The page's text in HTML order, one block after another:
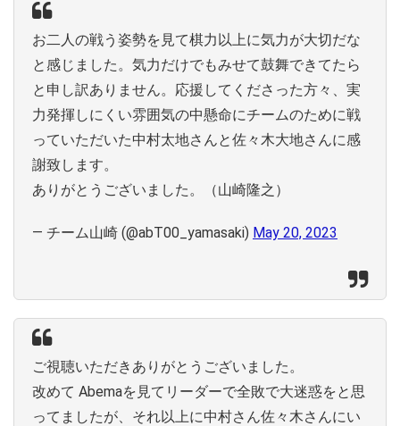
お二人の戦う姿勢を見て棋力以上に気力が大切だな
と感じました。気力だけでもみせて鼓舞できてたら
と申し訳ありません。応援してくださった方々、実
力発揮しにくい雰囲気の中懸命にチームのために戦
っていただいた中村太地さんと佐々木大地さんに感
謝致します。
ありがとうございました。（山崎隆之）
— チーム山崎 (@abT00_yamasaki) May 20, 2023
ご視聴いただきありがとうございました。
改めて Abemaを見てリーダーで全敗で大迷惑をと思
ってましたが、それ以上に中村さん佐々木さんにい